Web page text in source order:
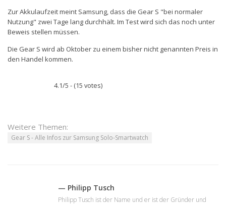
Zur Akkulaufzeit meint Samsung, dass die Gear S "bei normaler
Nutzung" zwei Tage lang durchhält. Im Test wird sich das noch unter
Beweis stellen müssen.
Die Gear S wird ab Oktober zu einem bisher nicht genannten Preis in
den Handel kommen.
4.1/5 - (15 votes)
Weitere Themen:
Gear S - Alle Infos zur Samsung Solo-Smartwatch
— Philipp Tusch
Philipp Tusch ist der Name und er ist der Gründer und